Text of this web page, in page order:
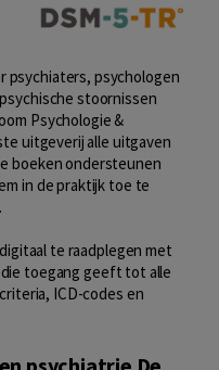
psychiaters, psychologen
stoornissen
Psychologie &
uitgeverij alle uitgaven
boeken ondersteunen
in de praktijk toe te
.
te raadplegen met
toegang geeft tot alle
ICD-codes en